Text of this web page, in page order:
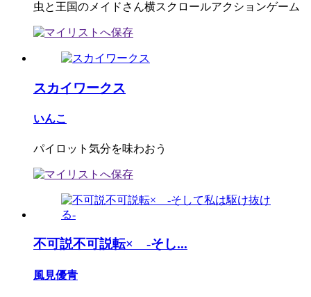
虫と王国のメイドさん横スクロールアクションゲーム
スカイワークス
いんこ
パイロット気分を味わおう
不可説不可説転× -そし...
風見優青